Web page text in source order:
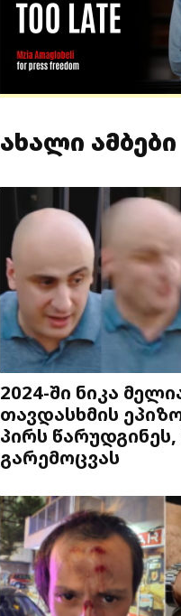
ახალი ამბები
2024-ში ნიკა
თავდასხმის
პირს
გარემოცვას